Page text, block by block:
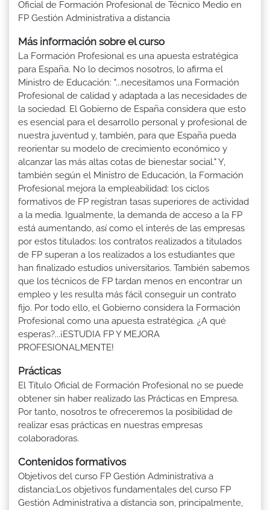
Oficial de Formación Profesional de Técnico Medio en
FP Gestión Administrativa a distancia
Más información sobre el curso
La Formación Profesional es una apuesta estratégica
para España. No lo decimos nosotros, lo afirma el
Ministro de Educación: "...necesitamos una Formación
Profesional de calidad y adaptada a las necesidades de
la sociedad. El Gobierno de España considera que esto
es esencial para el desarrollo personal y profesional de
nuestra juventud y, también, para que España pueda
reorientar su modelo de crecimiento económico y
alcanzar las más altas cotas de bienestar social." Y,
también según el Ministro de Educación, la Formación
Profesional mejora la empleabilidad: los ciclos
formativos de FP registran tasas superiores de actividad
a la media. Igualmente, la demanda de acceso a la FP
está aumentando, así como el interés de las empresas
por estos titulados: los contratos realizados a titulados
de FP superan a los realizados a los estudiantes que
han finalizado estudios universitarios. También sabemos
que los técnicos de FP tardan menos en encontrar un
empleo y les resulta más fácil conseguir un contrato
fijo. Por todo ello, el Gobierno considera la Formación
Profesional como una apuesta estratégica. ¿A qué
esperas?...¡ESTUDIA FP Y MEJORA
PROFESIONALMENTE!
Prácticas
El Título Oficial de Formación Profesional no se puede
obtener sin haber realizado las Prácticas en Empresa.
Por tanto, nosotros te ofreceremos la posibilidad de
realizar esas prácticas en nuestras empresas
colaboradoras.
Contenidos formativos
Objetivos del curso FP Gestión Administrativa a
distancia:Los objetivos fundamentales del curso FP
Gestión Administrativa a distancia son, principalmente,